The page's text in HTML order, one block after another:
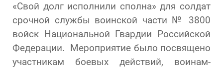
«Свой долг исполнили сполна» для солдат
срочной службы воинской части № 3800
войск Национальной Гвардии Российской
Федерации. Мероприятие было посвящено
участникам боевых действий, воинам-